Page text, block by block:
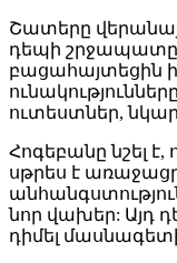
Շատերը
դեպի
բացահայտեցին
ուտեստներ,
Հոգեբանը նշել
սթրես է
նոր վախեր: Այդ
դիմել